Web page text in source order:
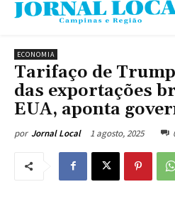
ECONOMIA
Tarifaço de
das exportações
EUA, aponta
por Jornal Local 1 agosto, 2025